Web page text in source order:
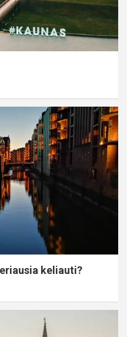
keliauti?